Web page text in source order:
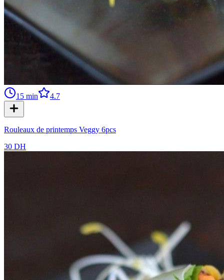
15 min 4.7
Rouleaux de printemps Veggy 6pcs
30 DH